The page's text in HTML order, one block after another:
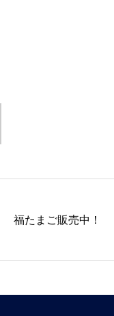
福たまご販売中！